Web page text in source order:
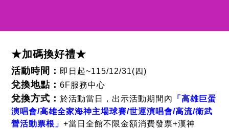
★加碼換好禮★
活動時間： 即日起~115/12/31(四)
兌換地點：6F服務中心
兌換方式：於活動當日，出示活動期間內
「高雄巨蛋
演唱會/高雄全家海神主場球賽/世運演唱會/高流/衛武
營活動票根」+當日全館不限金額消費發票+漢神